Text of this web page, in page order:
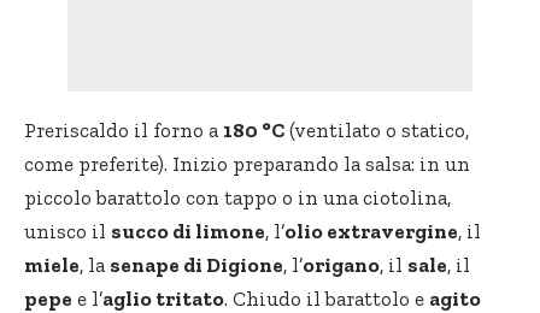
Preriscaldo il forno a 180 °C (ventilato o statico,
come preferite). Inizio preparando la salsa: in un
piccolo barattolo con tappo o in una ciotolina,
unisco il succo di limone, l’olio extravergine, il
miele, la senape di Digione, l’origano, il sale, il
pepe e l’aglio tritato. Chiudo il barattolo e agito